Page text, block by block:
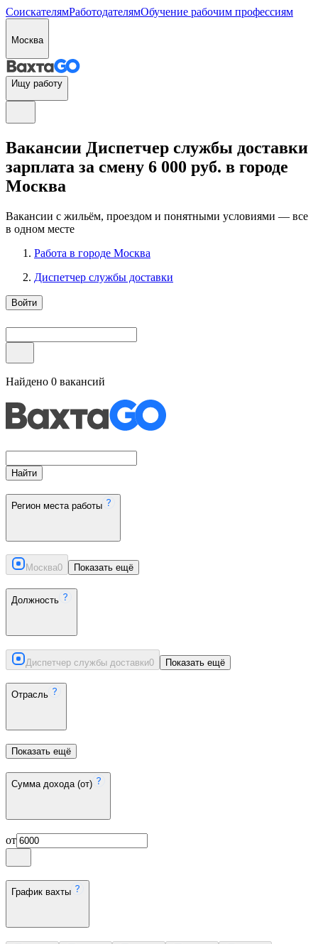
СоискателямРаботодателямОбучение рабочим профессиям
Москва
Ищу работу
Вакансии Диспетчер службы доставки
зарплата за смену 6 000 руб. в городе
Москва
Вакансии с жильём, проездом и понятными условиями — все
в одном месте
Работа в городе Москва
Диспетчер службы доставки
Войти
Найдено 0 вакансий
Найти
Регион места работы
Москва0 Показать ещё
Должность
Диспетчер службы доставки0 Показать ещё
Отрасль
Показать ещё
Сумма дохода (от)
от
График вахты